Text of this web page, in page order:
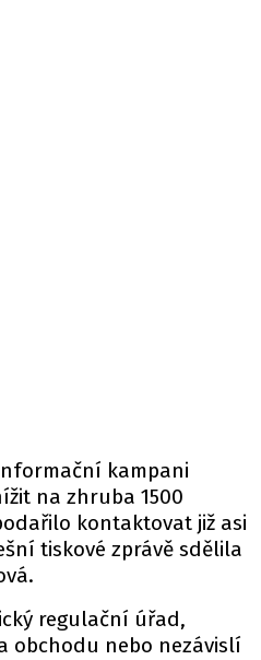
kampani
na zhruba 1500
kontaktovat již asi
tiskové zprávě sdělila
regulační úřad,
obchodu nebo nezávislí